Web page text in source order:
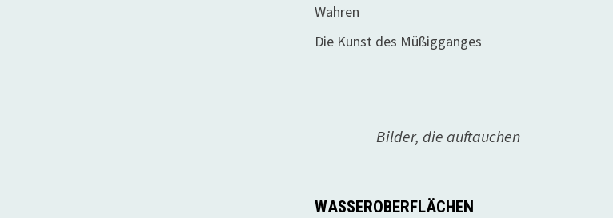
Wahren
Die Kunst des Müßigganges
Bilder, die auftauchen
WASSEROBERFLÄCHEN